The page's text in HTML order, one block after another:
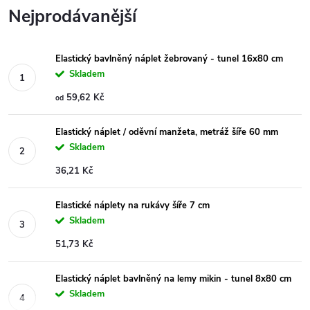
Nejprodávanější
Elastický bavlněný náplet žebrovaný - tunel 16x80 cm
Skladem
od 59,62 Kč
Elastický náplet / oděvní manžeta, metráž šíře 60 mm
Skladem
36,21 Kč
Elastické náplety na rukávy šíře 7 cm
Skladem
51,73 Kč
Elastický náplet bavlněný na lemy mikin - tunel 8x80 cm
Skladem